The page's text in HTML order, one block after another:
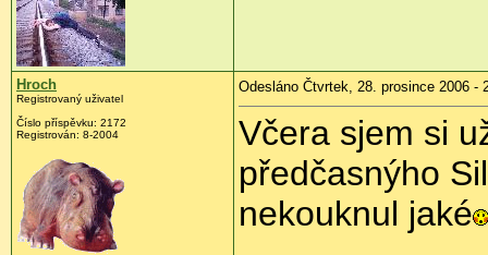
Hroch
Registrovaný uživatel
Číslo příspěvku: 2172
Registrován: 8-2004
Odesláno Čtvrtek, 28. prosince 2006 -
Včera sjem si
předčasnýho
nekouknul jaké